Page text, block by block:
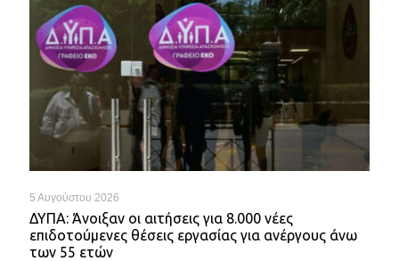
5 Αυγούστου 2026
ΔΥΠΑ: Άνοιξαν οι αιτήσεις για 8.000 νέες
επιδοτούμενες θέσεις εργασίας για ανέργους άνω
των 55 ετών